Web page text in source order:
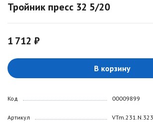
Тройник пресс 32 5/20
1 712 ₽
В корзину
Код
Артикул
00009899